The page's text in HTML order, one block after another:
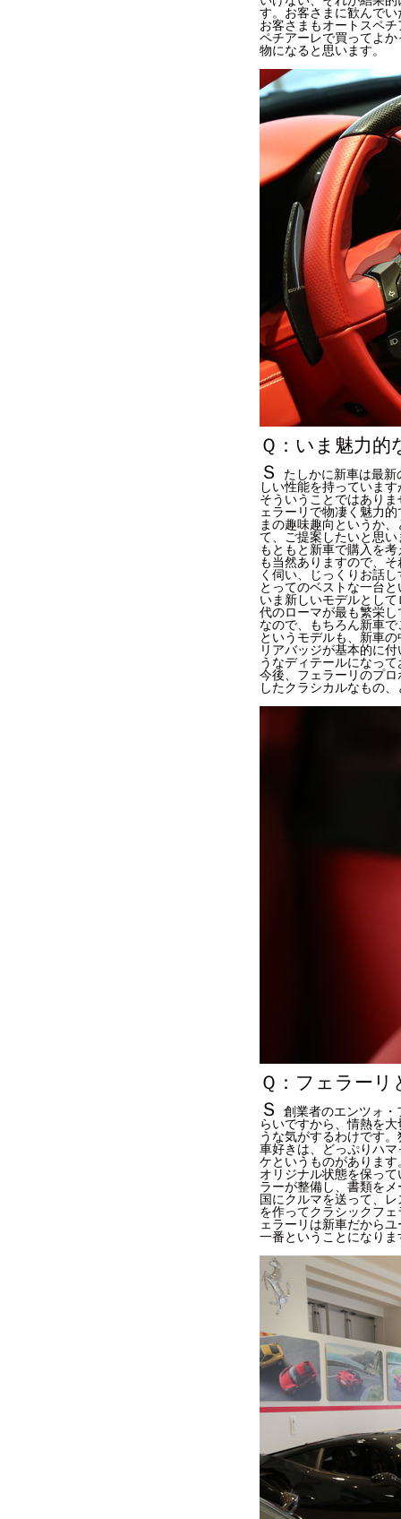
す。お客さまに歓んで
お客さまもオートスペ
ペチアーレで買ってよ
物になると思います。
Ｑ：いま魅力
Ｓ
たしかに新車は最
しい性能を持っていま
そういうことではあり
ェラーリで物凄く魅力
まの趣味趣向というか
て、ご提案したいと思い
もともと新車で購入を
も当然ありますので、
く伺い、じっくりお話
とってのベストな一台
いま新しいモデルとし
代のローマが最も繁栄
なので、もちろん新車
というモデルも、新車
リアバッジが基本的に
うなディテールになっ
今後、フェラーリのプ
したクラシカルなもの
Ｑ：フェラー
Ｓ
創業者のエンツォ
らいですから、情熱を
うな気がするわけです
車好きは、どっぷりハ
ケというものがありま
オリジナル状態を保っ
ラーが整備し、書類を
国にクルマを送って、
を作ってクラシックフ
ェラーリは新車だから
一番ということになりま